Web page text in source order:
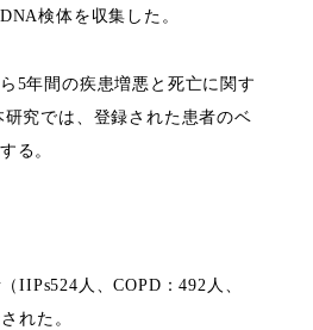
DNA検体を収集した。
5年間の疾患増悪と死亡に関す
研究では、登録された患者のベ
る。
IIPs524 人、COPD ：492 人、
れた。